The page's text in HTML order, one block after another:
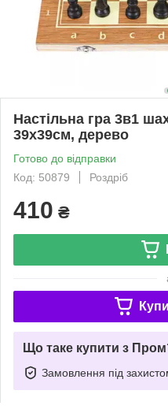
Настільна гра 3в1
39x39см, дерево
Готово до відправки
Код: 50879
Роздріб
410 ₴
Що таке купити з
Замовлення під